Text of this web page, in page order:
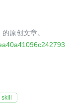
原创文章。
skill